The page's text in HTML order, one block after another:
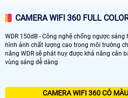
CAMERA WIFI 360 FULL
WDR 150dB - Công nghệ chống ngược
hình ảnh chất lượng cao trong môi trường
năng WDR sẽ phát huy được khả năng cân
vùng sáng dễ dàng
CAMERA WIFI 360 CÓ